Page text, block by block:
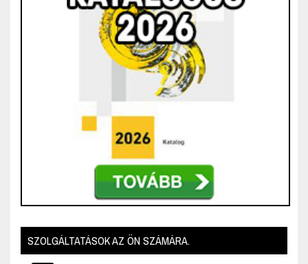
SZOLGÁLTATÁSOK AZ ÖN SZÁMÁRA.